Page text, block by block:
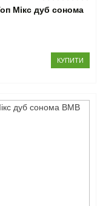
Мікс дуб сонома
КУПИТИ